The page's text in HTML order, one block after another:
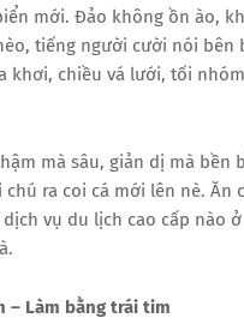
mới. Đảo không ồn ào,
tiếng người cười nói bên
khơi, chiều vá lưới, tối
mà sâu, giản dị mà bền
ra coi cá mới lên nè. Ăn
dịch vụ du lịch cao cấp nào
– Làm bằng trái tim